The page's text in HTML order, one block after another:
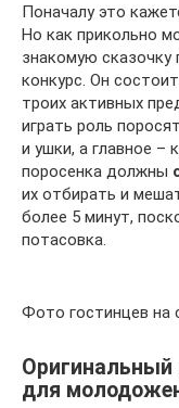
Поначалу это
Но как прикольно
знакомую сказочку
конкурс. Он
троих активных
играть роль
и ушки, а главное –
поросенка должны
их отбирать и
более 5 минут,
потасовка.
Фото гостинцев на
Оригинальный
для